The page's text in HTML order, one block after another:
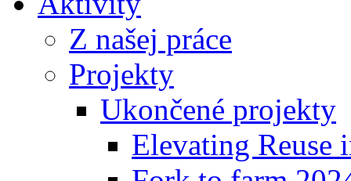
Z našej práce
Projekty
Ukončené projekty
Elevating Reuse